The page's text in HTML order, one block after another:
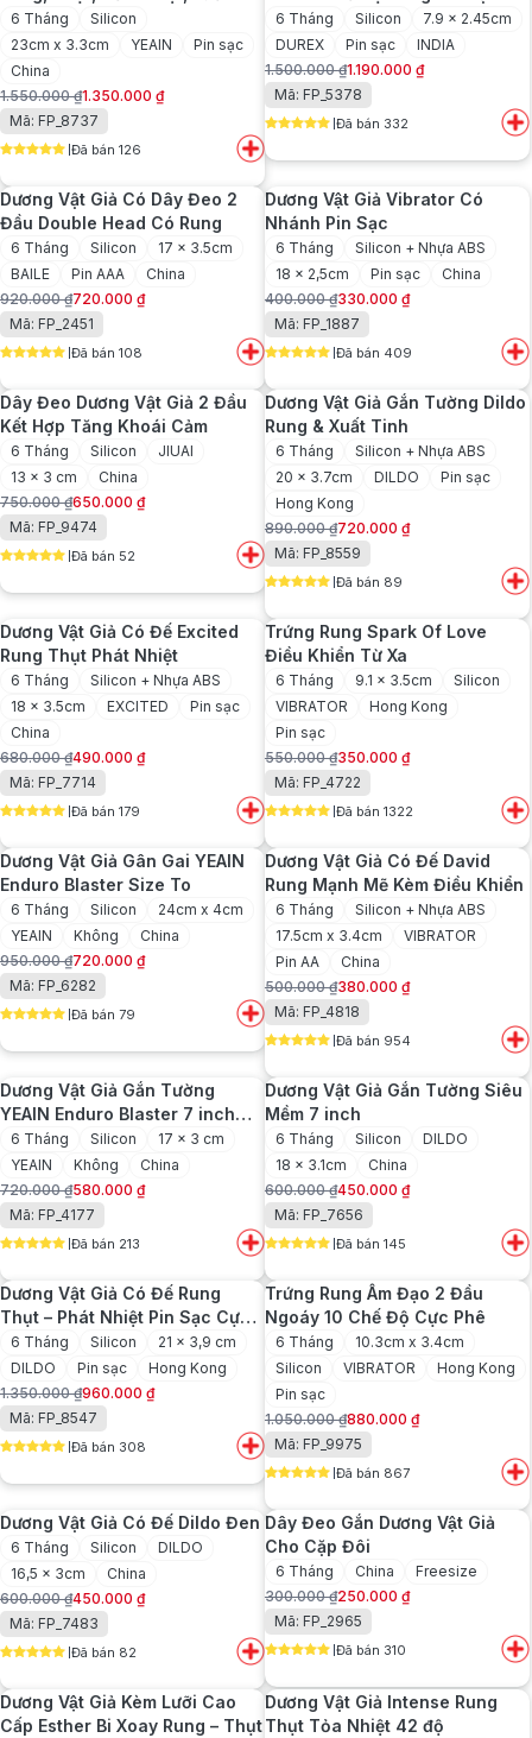
Liếm Đa Năng
6 Tháng
Silicon
23cm x 3.3cm
YEAIN
Pin sạc
China
1.550.000₫
Giá
gốc
là:
1.550.000 ₫.
1.350.000 ₫
Giá
hiện
tại
là:
1.350.000 ₫.
Mã: FP_8737
Đã bán 126
6 Tháng Silicon
7.9 x 2.45cm
DUREX
Pin sạc
INDIA
1.500.000₫
Giá
gốc
là:
1.500.000 ₫.
1.190.000 ₫
Giá
hiện
tại
là:
1.190.000 ₫.
Mã: FP_5378
Đã bán 332
Dương Vật Giả Có Dây Đeo 2
Đầu Double Head Có Rung
6 Tháng Silicon
17 x 3.5cm
BAILE
Pin AAA
China
920.000₫
Giá
gốc
là:
920.000 ₫.
720.000 ₫
Giá
hiện
tại
là:
720.000 ₫.
Mã: FP_2451
Đã bán 108
Dương Vật Giả Vibrator Có
Nhánh Pin Sạc
6 Tháng
Silicon + Nhựa ABS
18 x 2,5cm
Pin sạc
China
400.000₫
Giá
gốc
là:
400.000 ₫.
330.000 ₫
Giá
hiện
tại
là:
330.000 ₫.
Mã: FP_1887
Đã bán 409
Dây Đeo Dương Vật Giả 2 Đầu
Kết Hợp Tăng Khoái Cảm
6 Tháng Silicon
JIUAI
13 x 3 cm
China
750.000₫
Giá
gốc
là:
750.000 ₫.
650.000 ₫
Giá
hiện
tại
là:
Mã: FP_9474
Đã bán 52
Dương Vật Giả Gắn Tường Dildo
Rung & Xuất Tinh
6 Tháng
Silicon + Nhựa ABS
20 x 3.7cm
DILDO
Pin sạc
Hong Kong
890.000₫
Giá
gốc
là:
890.000 ₫.
720.000 ₫
Giá
hiện
tại
là:
720.000 ₫.
Mã: FP_8559
Đã bán 89
Dương Vật Giả Có Đế Excited
Rung Thụt Phát Nhiệt
6 Tháng
Silicon + Nhựa ABS
18 x 3.5cm
EXCITED
Pin sạc
China
680.000₫
Giá
gốc
là:
680.000 ₫.
490.000 ₫
Giá
hiện
tại
là:
490.000 ₫.
Mã: FP_7714
Đã bán 179
Trứng Rung Spark Of Love
Điều Khiển Từ Xa
6 Tháng 9.1 x 3.5cm
Silicon
VIBRATOR
Hong Kong
Pin sạc
550.000₫
Giá
gốc
là:
550.000 ₫.
350.000 ₫
Giá
hiện
tại
là:
350.000 ₫.
Mã: FP_4722
Đã bán 1322
Dương Vật Giả Gân Gai YEAIN
Enduro Blaster Size To
6 Tháng Silicon
24cm x 4cm
YEAIN
Không
China
950.000₫
Giá
gốc
là:
950.000 ₫.
720.000 ₫
Giá
hiện
tại
là:
Mã: FP_6282
Đã bán 79
Dương Vật Giả Có Đế David
Rung Mạnh Mẽ Kèm Điều Khiển
6 Tháng
Silicon + Nhựa ABS
17.5cm x 3.4cm
VIBRATOR
Pin AA
China
500.000₫
Giá
gốc
là:
500.000 ₫.
380.000 ₫
Giá
hiện
tại
là:
380.000 ₫.
Mã: FP_4818
Đã bán 954
Dương Vật Giả Gắn Tường
YEAIN Enduro Blaster 7 inch
Siêu Mềm Mịn
6 Tháng Silicon
17 x 3 cm
YEAIN
Không
China
720.000₫
Giá
gốc
là:
720.000 ₫.
580.000 ₫
Giá
hiện
tại
là:
580.000 ₫.
Mã: FP_4177
Đã bán 213
Dương Vật Giả Gắn Tường Siêu
Mềm 7 inch
6 Tháng Silicon
DILDO
18 x 3.1cm
China
600.000₫
Giá
gốc
là:
600.000 ₫.
450.000 ₫
Giá
hiện
tại
là:
450.000 ₫.
Mã: FP_7656
Đã bán 145
Dương Vật Giả Có Đế Rung
Thụt – Phát Nhiệt Pin Sạc Cực
Mạnh Mẽ
6 Tháng Silicon
21 x 3,9 cm
DILDO
Pin sạc
Hong Kong
1.350.000₫
Giá
gốc
là:
1.350.000 ₫.
960.000 ₫
Giá
hiện
tại
là:
Mã: FP_8547
Đã bán 308
Trứng Rung Âm Đạo 2 Đầu
Ngoáy 10 Chế Độ Cực Phê
6 Tháng
10.3cm x 3.4cm
Silicon
VIBRATOR
Hong Kong
Pin sạc
1.050.000₫
Giá
gốc
là:
1.050.000 ₫.
880.000 ₫
Giá
hiện
tại
là:
880.000 ₫.
Mã: FP_9975
Đã bán 867
Dương Vật Giả Có Đế Dildo Đen
6 Tháng Silicon
DILDO
16,5 x 3cm
China
600.000₫
Giá
gốc
là:
600.000 ₫.
450.000 ₫
Giá
hiện
tại
là:
450.000 ₫.
Mã: FP_7483
Đã bán 82
Dây Đeo Gắn Dương Vật Giả
Cho Cặp Đôi
6 Tháng China
Freesize
300.000₫
Giá
gốc
là:
300.000 ₫.
250.000 ₫
Giá
hiện
tại
là:
250.000 ₫.
Mã: FP_2965
Đã bán 310
Dương Vật Giả Kèm Lưỡi Cao
Cấp Esther Bi Xoay Rung – Thụt
Dương Vật Giả Intense Rung
Thụt Tỏa Nhiệt 42 độ